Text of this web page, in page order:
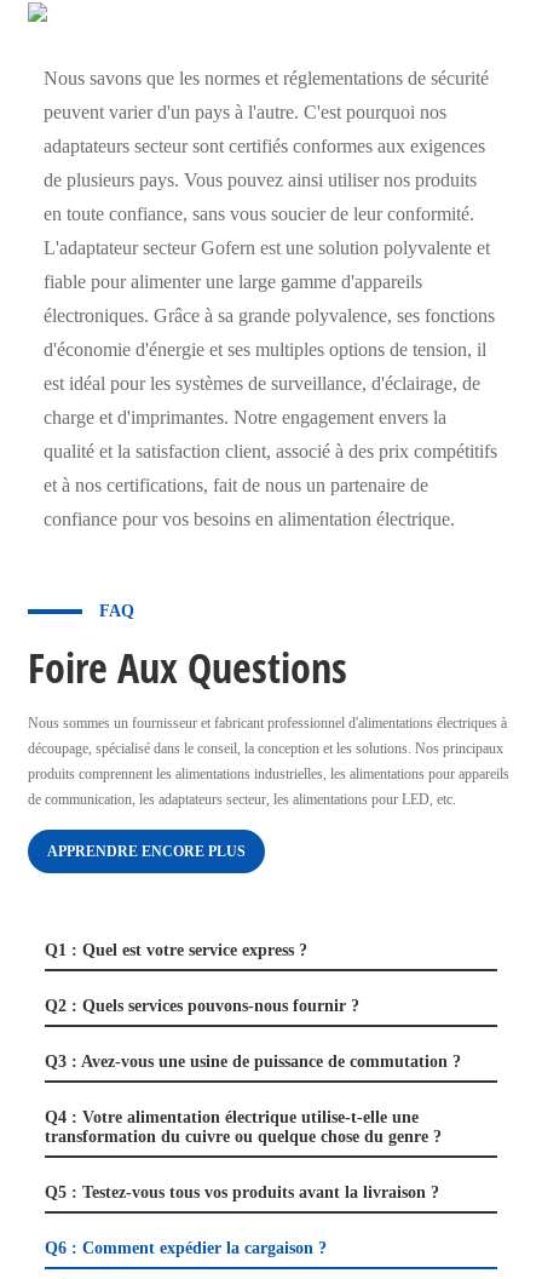
Nous savons que les normes et réglementations de sécurité
peuvent varier d'un pays à l'autre. C'est pourquoi nos
adaptateurs secteur sont certifiés conformes aux exigences
de plusieurs pays. Vous pouvez ainsi utiliser nos produits
en toute confiance, sans vous soucier de leur conformité.
L'adaptateur secteur Gofern est une solution polyvalente et
fiable pour alimenter une large gamme d'appareils
électroniques. Grâce à sa grande polyvalence, ses fonctions
d'économie d'énergie et ses multiples options de tension, il
est idéal pour les systèmes de surveillance, d'éclairage, de
charge et d'imprimantes. Notre engagement envers la
qualité et la satisfaction client, associé à des prix compétitifs
et à nos certifications, fait de nous un partenaire de
confiance pour vos besoins en alimentation électrique.
FAQ
Foire Aux Questions
Nous sommes un fournisseur et fabricant professionnel d'alimentations électriques à
découpage, spécialisé dans le conseil, la conception et les solutions. Nos principaux
produits comprennent les alimentations industrielles, les alimentations pour appareils
de communication, les adaptateurs secteur, les alimentations pour LED, etc.
APPRENDRE ENCORE PLUS
Q1 : Quel est votre service express ?
Q2 : Quels services pouvons-nous fournir ?
Q3 : Avez-vous une usine de puissance de commutation ?
Q4 : Votre alimentation électrique utilise-t-elle une
transformation du cuivre ou quelque chose du genre ?
Q5 : Testez-vous tous vos produits avant la livraison ?
Q6 : Comment expédier la cargaison ?